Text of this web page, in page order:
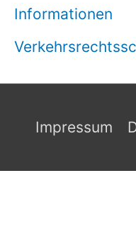
Informationen
Impressum